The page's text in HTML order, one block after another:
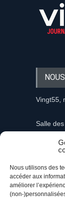
Nous utilisons des
accéder aux
améliorer
(non-
Vingt55,
Salle